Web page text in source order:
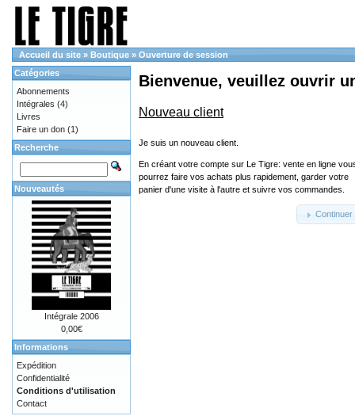
Accueil du site » Boutique » Ouverture de session
Bienvenue, veuillez ouvrir
Nouveau client
Je suis un nouveau client.
En créant votre compte sur Le Tigre: vente en ligne
pourrez faire vos achats plus rapidement, garder votre
panier d'une visite à l'autre et suivre vos commandes.
Continuer
Catégories
Abonnements
Intégrales (4)
Livres
Faire un don (1)
Recherche
Nouveautés
Intégrale 2006
0,00€
Informations
Expédition
Confidentialité
Conditions d'utilisation
Contact